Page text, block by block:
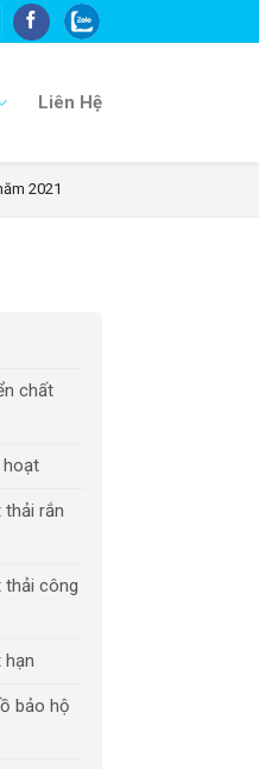
Liên Hệ
2021
chất
hoạt
thải rắn
thải công
hạn
bảo hộ